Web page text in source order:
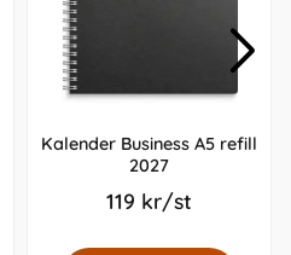
Kalender Business A5 refill
2027
119 kr/st